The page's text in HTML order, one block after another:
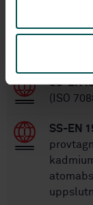
SS-EN
(ISO
SS-EN